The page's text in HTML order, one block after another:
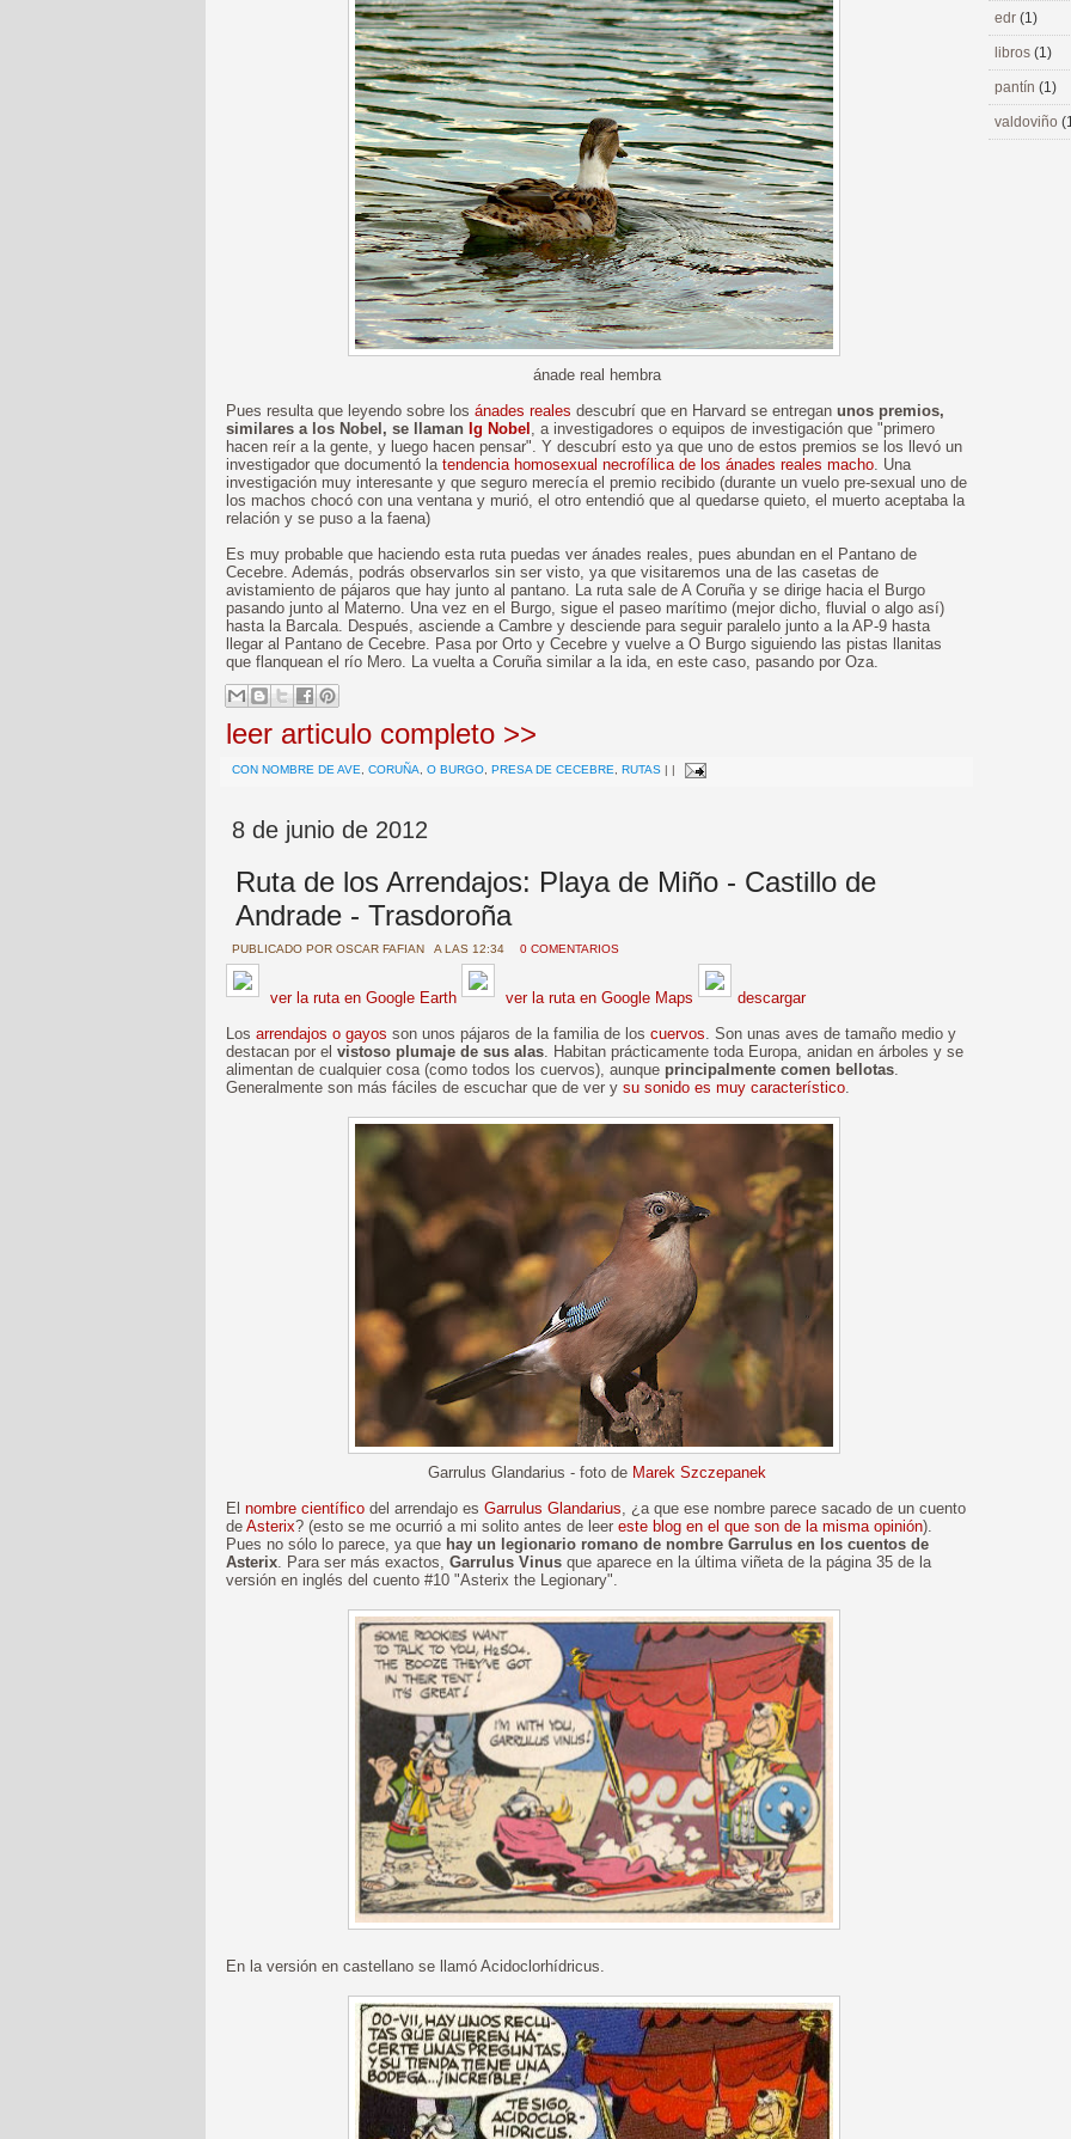
ánade real hembra
Pues resulta que leyendo sobre los ánades reales descubrí que en Harvard se entregan unos premios,
similares a los Nobel, se llaman Ig Nobel , a investigadores o equipos de investigación que "primero
hacen reír a la gente, y luego hacen pensar". Y descubrí esto ya que uno de estos premios se los llevó un
investigador que documentó la tendencia homosexual necrofílica de los ánades reales macho . Una
investigación muy interesante y que seguro merecía el premio recibido (durante un vuelo pre-sexual uno de
los machos chocó con una ventana y murió, el otro entendió que al quedarse quieto, el muerto aceptaba la
relación y se puso a la faena)
Es muy probable que haciendo esta ruta puedas ver ánades reales, pues abundan en el Pantano de
Cecebre. Además, podrás observarlos sin ser visto, ya que visitaremos una de las casetas de
avistamiento de pájaros que hay junto al pantano. La ruta sale de A Coruña y se dirige hacia el Burgo
pasando junto al Materno. Una vez en el Burgo, sigue el paseo marítimo (mejor dicho, fluvial o algo así)
hasta la Barcala. Después, asciende a Cambre y desciende para seguir paralelo junto a la AP-9 hasta
llegar al Pantano de Cecebre. Pasa por Orto y Cecebre y vuelve a O Burgo siguiendo las pistas llanitas
que flanquean el río Mero. La vuelta a Coruña similar a la ida, en este caso, pasando por Oza.
leer articulo completo >>
CON NOMBRE DE AVE CORUÑA O BURGO PRESA DE CECEBRE RUTAS | |
8 de junio de 2012
Ruta de los Arrendajos: Playa de Miño - Castillo de
Andrade - Trasdoroña
PUBLICADO POR OSCAR FAFIAN A LAS 12:34 0 COMENTARIOS
ver la ruta en Google Earth ver la ruta en Google Maps
descargar
Los arrendajos o gayos son unos pájaros de la familia de los cuervos. Son unas aves de tamaño medio y
destacan por el vistoso plumaje de sus alas. Habitan prácticamente toda Europa, anidan en árboles y se
alimentan de cualquier cosa (como todos los cuervos), aunque principalmente comen bellotas.
Generalmente son más fáciles de escuchar que de ver y su sonido es muy característico.
Garrulus Glandarius - foto de Marek Szczepanek
El nombre científico del arrendajo es Garrulus Glandarius, ¿a que ese nombre parece sacado de un cuento
de Asterix? (esto se me ocurrió a mi solito antes de leer este blog en el que son de la misma opinión).
Pues no sólo lo parece, ya que hay un legionario romano de nombre Garrulus en los cuentos de
Asterix. Para ser más exactos, Garrulus Vinus que aparece en la última viñeta de la página 35 de la
versión en inglés del cuento #10 "Asterix the Legionary".
En la versión en castellano se llamó Acidoclorhídricus.
edr (1)
libros (1)
pantín (1)
valdoviño